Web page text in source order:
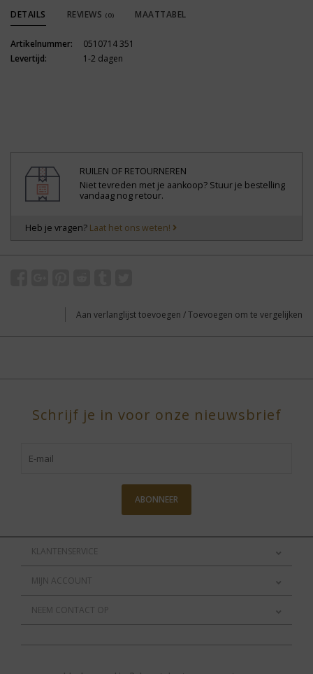
DETAILS REVIEWS (0) MAATTABEL
Artikelnummer:
0510714 351
Levertijd:
1-2 dagen
RUILEN OF RETOURNEREN
Niet tevreden met je aankoop? Stuur je bestelling
vandaag nog retour.
Heb je vragen? Laat het ons weten!
Aan verlanglijst toevoegen /Toevoegen om te vergelijken
Schrijf je in voor onze nieuwsbrief
ABONNEER
KLANTENSERVICE
MIJN ACCOUNT
NEEM CONTACT OP